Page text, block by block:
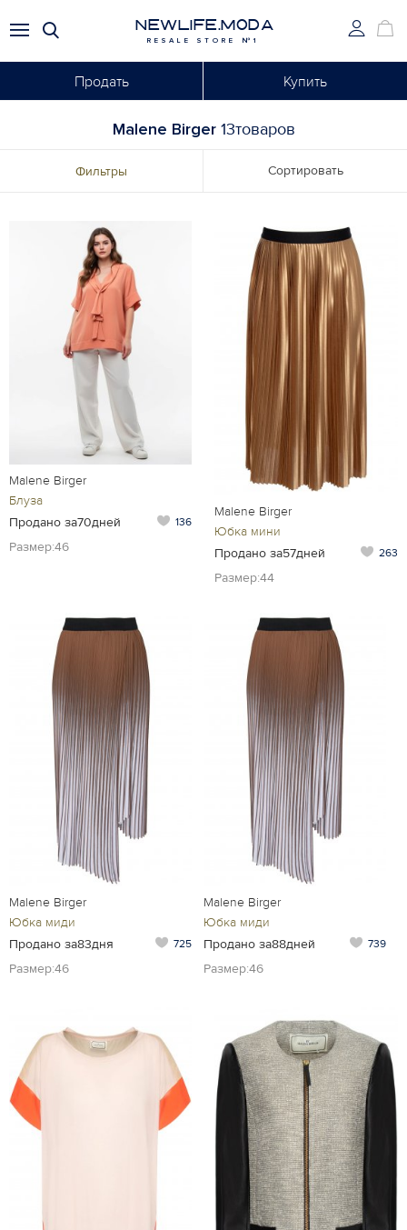
NEWLIFE.MODA
RESALE STORE №1
Продать Купить
Malene Birger 13товаров
Фильтры Сортировать
Malene Birger
Блуза
Продано за70дней
136
Размер:46
Malene Birger
Юбка мини
Продано за57дней
263
Размер:44
Malene Birger
Юбка миди
Продано за83дня
725
Размер:46
Malene Birger
Юбка миди
Продано за88дней
739
Размер:46